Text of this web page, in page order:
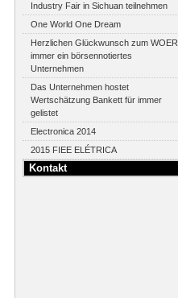
Industry Fair in Sichuan teilnehmen
One World One Dream
Herzlichen Glückwunsch zum WOER
immer ein börsennotiertes
Unternehmen
Das Unternehmen hostet
Wertschätzung Bankett für immer
gelistet
Electronica 2014
2015 FIEE ELÉTRICA
Kontakt